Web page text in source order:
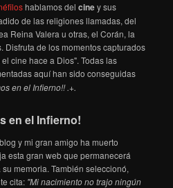
hablamos delciney sus
de las religiones llamadas, del
Reina Valera u otras, el Corán, la
Disfruta de los momentos capturados
cine hace a Dios". Todas las
aquí han sido conseguidas
en el Infierno!! .+.
en el Infierno!
y mi gran amigo ha muerto
esta gran web que permanecerá
memoria. También seleccionó,
cita: "Mi nacimiento no trajo ningún